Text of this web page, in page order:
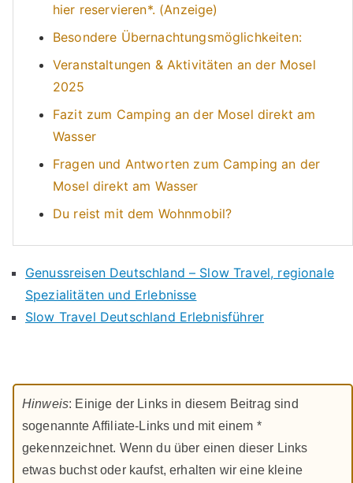
hier reservieren*. (Anzeige)
Besondere Übernachtungsmöglichkeiten:
Veranstaltungen & Aktivitäten an der Mosel
2025
Fazit zum Camping an der Mosel direkt am
Wasser
Fragen und Antworten zum Camping an der
Mosel direkt am Wasser
Du reist mit dem Wohnmobil?
Genussreisen Deutschland – Slow Travel, regionale
Spezialitäten und Erlebnisse
Slow Travel Deutschland Erlebnisführer
Hinweis: Einige der Links in diesem Beitrag sind
sogenannte Affiliate-Links und mit einem *
gekennzeichnet. Wenn du über einen dieser Links
etwas buchst oder kaufst, erhalten wir eine kleine